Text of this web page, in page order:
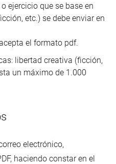
ejercicio que se base en
etc.) se debe enviar en
el formato pdf.
libertad creativa (ficción,
un máximo de 1.000
electrónico,
haciendo constar en el